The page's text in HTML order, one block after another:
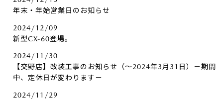
年末・年始営業日のお知らせ
2024/12/09
新型CX-60登場。
2024/11/30
【交野店】改装工事のお知らせ（～2024年3月31日）－期間
中、定休日が変わります－
2024/11/29